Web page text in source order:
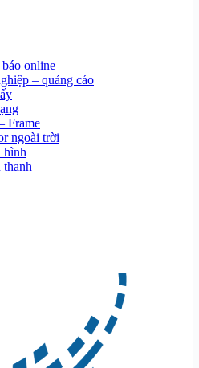
online
– quảng cáo
Frame
ngoài trời
hình
thanh